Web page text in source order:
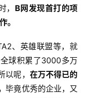
， B网发现首打的项
。
、英雄联盟等，就
球积累了3000多万
呢， 在万不得已的
毕竟优秀的企业，又